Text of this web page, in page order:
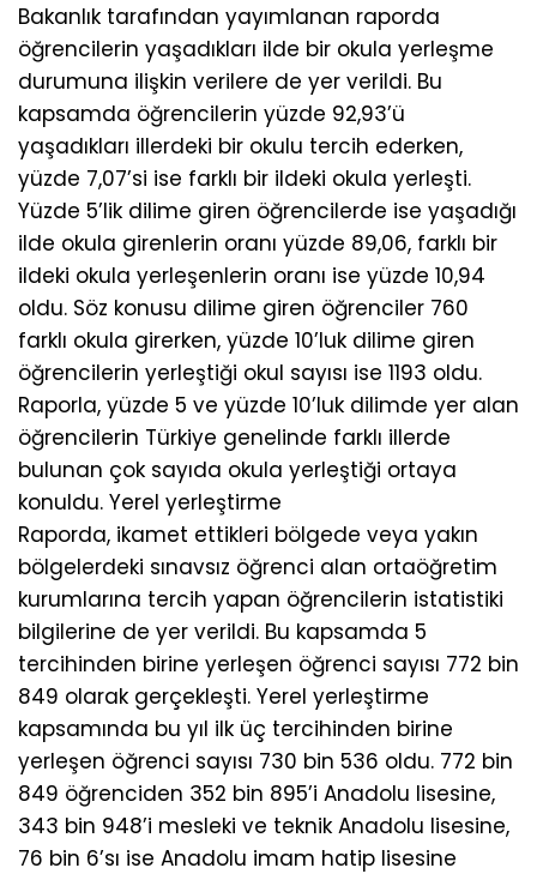
Bakanlık tarafından yayımlanan raporda
öğrencilerin yaşadıkları ilde bir okula yerleşme
durumuna ilişkin verilere de yer verildi. Bu
kapsamda öğrencilerin yüzde 92,93’ü
yaşadıkları illerdeki bir okulu tercih ederken,
yüzde 7,07’si ise farklı bir ildeki okula yerleşti.
Yüzde 5’lik dilime giren öğrencilerde ise yaşadığı
ilde okula girenlerin oranı yüzde 89,06, farklı bir
ildeki okula yerleşenlerin oranı ise yüzde 10,94
oldu. Söz konusu dilime giren öğrenciler 760
farklı okula girerken, yüzde 10’luk dilime giren
öğrencilerin yerleştiği okul sayısı ise 1193 oldu.
Raporla, yüzde 5 ve yüzde 10’luk dilimde yer alan
öğrencilerin Türkiye genelinde farklı illerde
bulunan çok sayıda okula yerleştiği ortaya
konuldu. Yerel yerleştirme
Raporda, ikamet ettikleri bölgede veya yakın
bölgelerdeki sınavsız öğrenci alan ortaöğretim
kurumlarına tercih yapan öğrencilerin istatistiki
bilgilerine de yer verildi. Bu kapsamda 5
tercihinden birine yerleşen öğrenci sayısı 772 bin
849 olarak gerçekleşti. Yerel yerleştirme
kapsamında bu yıl ilk üç tercihinden birine
yerleşen öğrenci sayısı 730 bin 536 oldu. 772 bin
849 öğrenciden 352 bin 895’i Anadolu lisesine,
343 bin 948’i mesleki ve teknik Anadolu lisesine,
76 bin 6’sı ise Anadolu imam hatip lisesine